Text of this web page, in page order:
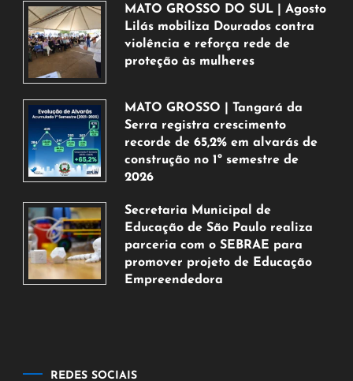
MATO GROSSO DO SUL | Agosto
Lilás mobiliza Dourados contra
violência e reforça rede de
proteção às mulheres
de
agosto
de
2026
MATO GROSSO | Tangará da
Serra registra crescimento
recorde de 65,2% em alvarás de
construção no 1º semestre de
2026
de
agosto
de
2026
Secretaria Municipal de
Educação de São Paulo realiza
parceria com o SEBRAE para
promover projeto de Educação
Empreendedora
2026
REDES SOCIAIS